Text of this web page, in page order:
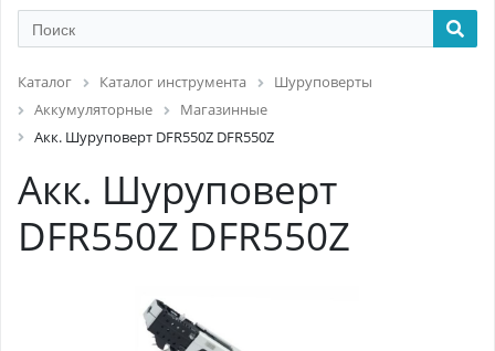
Каталог Каталог инструмента
Шуруповерты
Аккумуляторные
Магазинные
Акк. Шуруповерт DFR550Z DFR550Z
Акк. Шуруповерт
DFR550Z DFR550Z